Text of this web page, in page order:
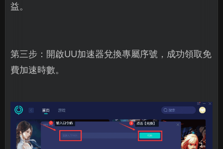
益。
第三步：開啟UU加速器兌換專屬序號，成功領取免
費加速時數。